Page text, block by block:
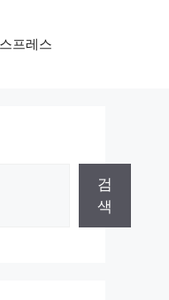
프레스
검
색